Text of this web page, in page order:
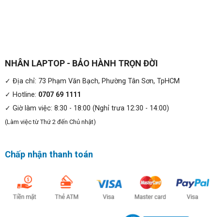
Touchpad trên Lenovo ThinkPad X1 Carbon Gen 4 được
phủ kính mang lại cảm giác trượt và vuốt rất tuyệt vời.
Ngoài độ chính xác hoản hảo, các cử chỉ đa điểm cũng
được thực hiện vô cùng trơn tru. Nút track-point màu đỏ
ThinkPad trước.
Màn hình:
Lenovo ThinkPad X1 Carbon Gen 4 có 2 tùy chọn màn
NHÂN LAPTOP - BẢO HÀNH TRỌN ĐỜI
✓ Địa chỉ: 73 Phạm Văn Bạch, Phường Tân Sơn, TpHCM
✓ Hotline: 0707 69 1111
✓ Giờ làm việc: 8:30 - 18:00 (Nghỉ trưa 12:30 - 14:00)
(Làm việc từ Thứ 2 đến Chủ nhật)
Chấp nhận thanh toán